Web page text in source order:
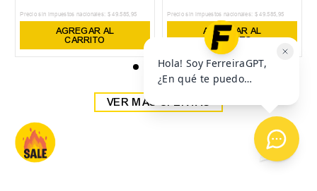
Precio sin impuestos nacionales: $ 49.585,95
AGREGAR AL
CARRITO
Precio sin impuestos nacionales: $ 49.585,95
AGREGAR AL
CARRITO
VER MÁS OFERTAS